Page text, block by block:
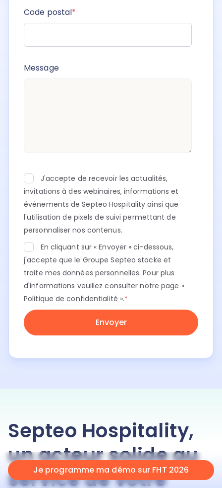
Je programme ma démo sur FHT 2026
Code postal*
Message
J'accepte de recevoir les actualités,
invitations à des webinaires, informations et
événements de Septeo Hospitality ainsi que
l'utilisation de pixels de suivi permettant de
personnaliser nos contenus.
En cliquant sur « Envoyer » ci-dessous,
j'accepte que le Groupe Septeo stocke et
traite mes données personnelles. Pour plus
d'informations veuillez consulter notre page «
Politique de confidentialité ».*
Septeo Hospitality,
un acteur solide au
service de votre